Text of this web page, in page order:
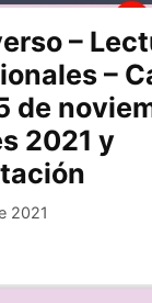
–
–
de
2021 y
2021